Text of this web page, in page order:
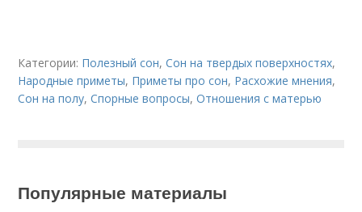
Категории: Полезный сон,Сон на твердых поверхностях,
Народные приметы, Приметы про сон, Расхожие мнения,
Сон на полу,Спорные вопросы,Отношения с матерью
Популярные материалы